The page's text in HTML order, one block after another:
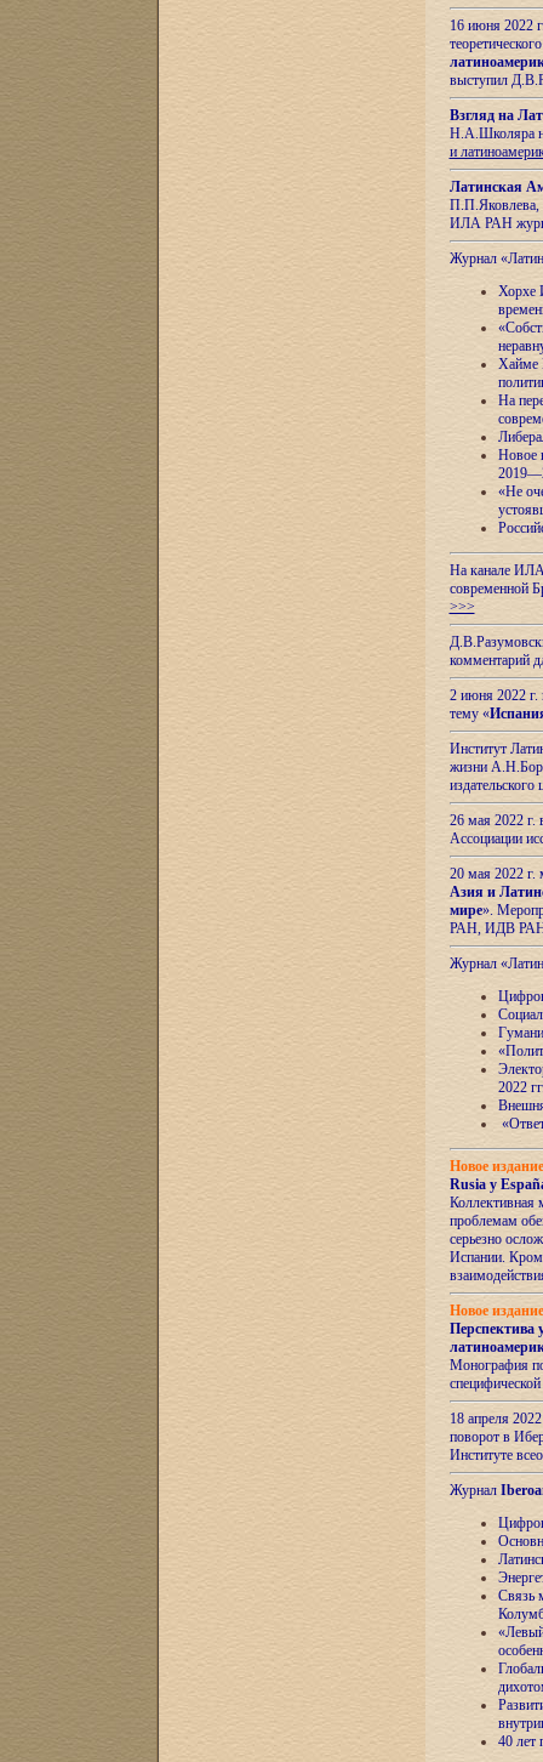
16 июня 2022
выступил
Взгляд на
Н.А.Школяра
и
Латинская
П.П.Яковлева,
ИЛА РАН
Журнал
Хорхе
Хайме
На
Новое
«Не
На канале ИЛА
современной
>>>
комментарий
2 июня 2022 г.
тему «
Институт
жизни
26 мая 2022
Ассоциации
20 мая 2022
Азия и
мире».
РАН, ИДВ
Журнал
2022
Новое
Rusia y
Коллективная
проблемам
серьезно
Испании.
Новое
Перспектива
Монография
18 апреля
поворот в
Институте
Журнал
Связь
40 лет